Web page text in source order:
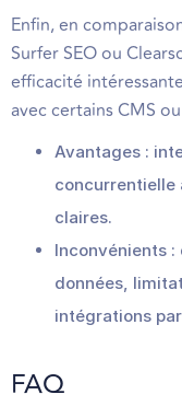
Enfin, en
Surfer SEO ou
efficacité
avec certains CMS
Avantages :
concurrentielle
claires.
Inconvénients
données,
intégrations
FAQ